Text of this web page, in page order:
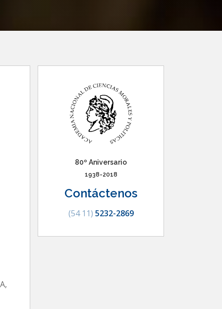
80º Aniversario
1938-2018
Contáctenos
(54 11) 5232-2869